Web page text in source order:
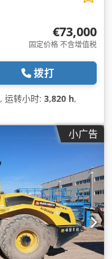
€73,000
固定价格 不含增值税
拨打
, 运转小时: 3,820 h,
小广告